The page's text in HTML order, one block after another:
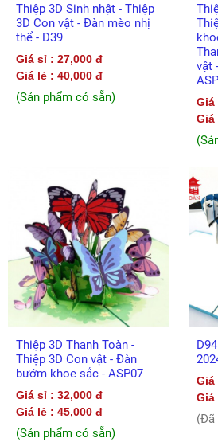
Thiệp 3D Sinh nhật - Thiệp
3D Con vật - Đàn mèo nhị
thể - D39
Giá sỉ : 27,000 đ
Giá lẻ : 40,000 đ
(Sản phẩm có sẵn)
vật
Giá
Giá
Thiệp 3D Thanh Toàn -
Thiệp 3D Con vật - Đàn
bướm khoe sắc - ASP07
Giá sỉ : 32,000 đ
Giá lẻ : 45,000 đ
(Sản phẩm có sẵn)
Giá
Giá
(Đã